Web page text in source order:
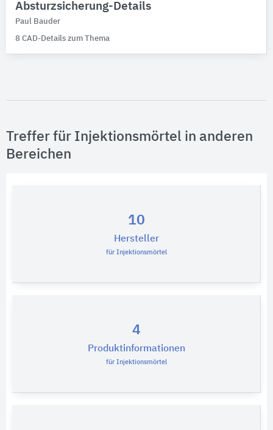
Absturzsicherung-Details
Paul Bauder
8 CAD-Details zum Thema
Treffer für Injektionsmörtel in anderen
Bereichen
10
Hersteller
für Injektionsmörtel
4
Produktinformationen
für Injektionsmörtel